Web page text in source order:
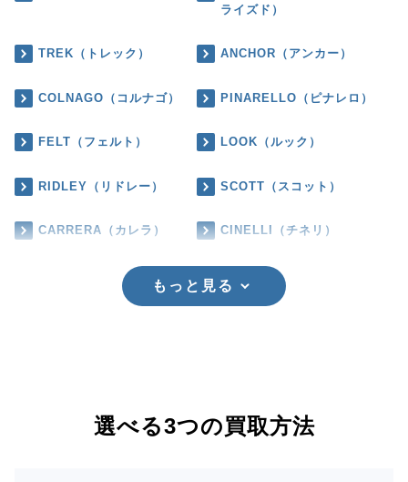
ライズド）
TREK（トレック） ANCHOR（アンカー）
COLNAGO（コルナゴ） PINARELLO（ピナレロ）
FELT（フェルト） LOOK（ルック）
RIDLEY（リドレー） SCOTT（スコット）
CARRERA（カレラ） CINELLI（チネリ）
もっと見る
選べる3つの買取方法